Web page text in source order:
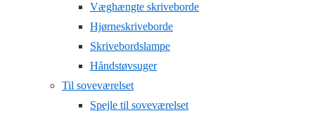
Væghængte skriveborde
Hjørneskriveborde
Skrivebordslampe
Håndstøvsuger
Til soveværelset
Spejle til soveværelset